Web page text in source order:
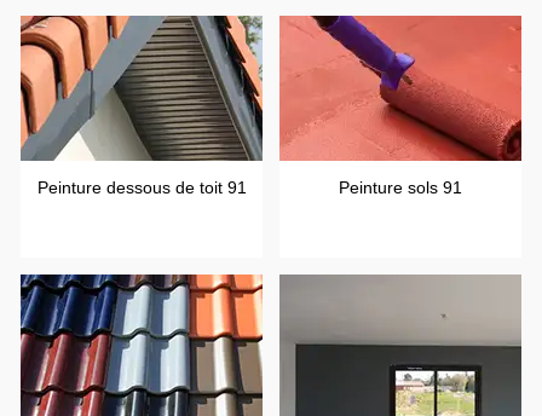
Peinture dessous de toit 91 Peinture sols 91